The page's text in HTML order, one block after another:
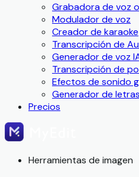
Grabadora de voz
Modulador de voz
Creador de karaoke
Transcripción de
Generador de voz
Transcripción de
Efectos de sonido
Generador de
Precios
Herramientas de imagen